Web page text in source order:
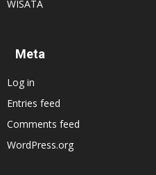
WISATA
Meta
Log in
Entries feed
Comments feed
WordPress.org